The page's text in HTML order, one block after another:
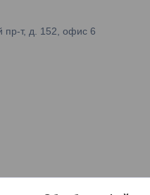
пр-т, д. 152, офис 6